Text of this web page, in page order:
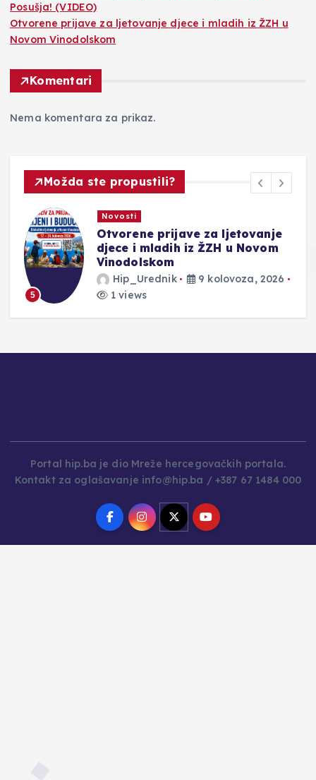
Posušja! (VIDEO)
Otvorene prijave za ljetovanje djece i mladih iz ŽZH u
Novom Vinodolskom
Komentari
Nema komentara za prikaz.
Možda ste propustili?
5
Novosti
Otvorene prijave za ljetovanje
djece i mladih iz ŽZH u Novom
Vinodolskom
Hip_Urednik
9 kolovoza, 2026
1 views
Portal hip.ba je dio Mreže hercegovačkih portala.
Kontakt za oglašavanje info@hip.ba / +387 67 1484 000